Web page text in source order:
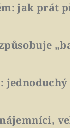
jak prát